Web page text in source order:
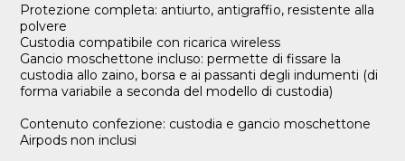
Protezione completa: antiurto, antigraffio, resistente alla
polvere
Custodia compatibile con ricarica wireless
Gancio moschettone incluso: permette di fissare la
custodia allo zaino, borsa e ai passanti degli indumenti (di
forma variabile a seconda del modello di custodia)
Contenuto confezione: custodia e gancio moschettone
Airpods non inclusi